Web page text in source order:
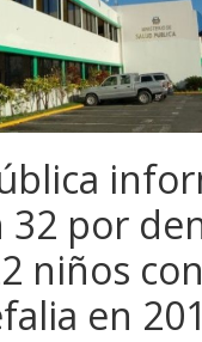
32 por
niños con
en